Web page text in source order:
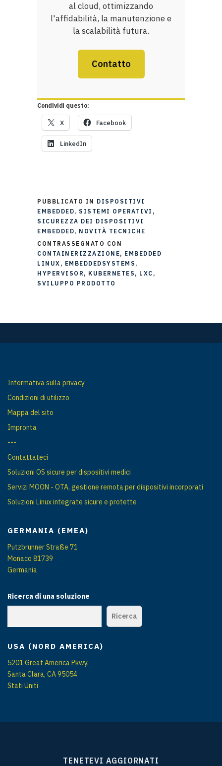
al cloud, ottimizzando
l'affidabilità, la manutenzione e
la scalabilità futura.
Contatto
Condividi questo:
X Facebook
LinkedIn
PUBBLICATO IN DISPOSITIVI
EMBEDDED, SISTEMI OPERATIVI ,
SICUREZZA DEI DISPOSITIVI
EMBEDDED, NOVITÀ TECNICHE
CONTRASSEGNATO CON
CONTAINERIZZAZIONE, EMBEDDED
LINUX , EMBEDDEDSYSTEMS ,
HYPERVISOR , KUBERNETES , LXC ,
SVILUPPO PRODOTTO
Informativa sulla privacy
Condizioni di utilizzo
Mappa del sito
Impronta
---
Contattateci
Soluzioni OS sicure per dispositivi medici
Servizi MOON - OTA, gestione remota per dispositivi incorporati
Soluzioni Linux integrate sicure e protette
GERMANIA (EMEA)
Putzbrunner Straße 71
Monaco 81739
Germania
Ricerca di una soluzione
Ricerca
USA (NORD AMERICA)
5201 Great America Pkwy,
Santa Clara, CA 95054
Stati Uniti
TENETEVI AGGIORNATI